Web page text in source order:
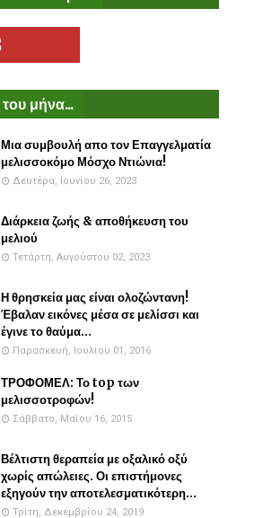
μήνα...
Μια συμβουλή απο τον Επαγγελματία
μελισσοκόμο Μόσχο Ντιώνια!
Δευτέρα, Ιουνίου 26, 2023
Διάρκεια ζωής & αποθήκευση του
μελιού
Τετάρτη, Αυγούστου 02, 2023
Η θρησκεία μας είναι ολοζώντανη!
Έβαλαν εικόνες μέσα σε μελίσσι και
έγινε το θαύμα...
Παρασκευή, Ιουλίου 01, 2016
ΤΡΟΦΟΜΕΛ: Το top των
μελισσοτροφών!
Σάββατο, Μαΐου 16, 2015
Βέλτιστη θεραπεία με οξαλικό οξύ
χωρίς απώλειες. Οι επιστήμονες
εξηγούν την αποτελεσματικότερη...
Τρίτη, Δεκεμβρίου 24, 2019